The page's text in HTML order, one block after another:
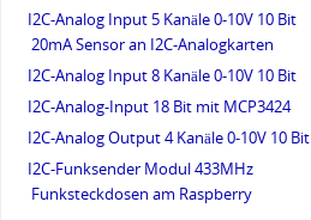
I2C-Analog Input 5 Kanäle 0-10V 10 Bit
20mA Sensor an I2C-Analogkarten
I2C-Analog Input 8 Kanäle 0-10V 10 Bit
I2C-Analog-Input 18 Bit mit MCP3424
I2C-Analog Output 4 Kanäle 0-10V 10 Bit
I2C-Funksender Modul 433MHz
Funksteckdosen am Raspberry